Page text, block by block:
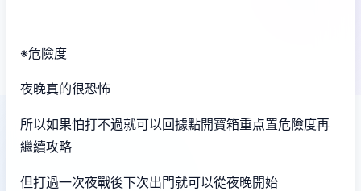
※危險度
夜晚真的很恐怖
所以如果怕打不過就可以回據點開寶箱重点置危險度再
繼續攻略
但打過一次夜戰後下次出門就可以從夜晚開始